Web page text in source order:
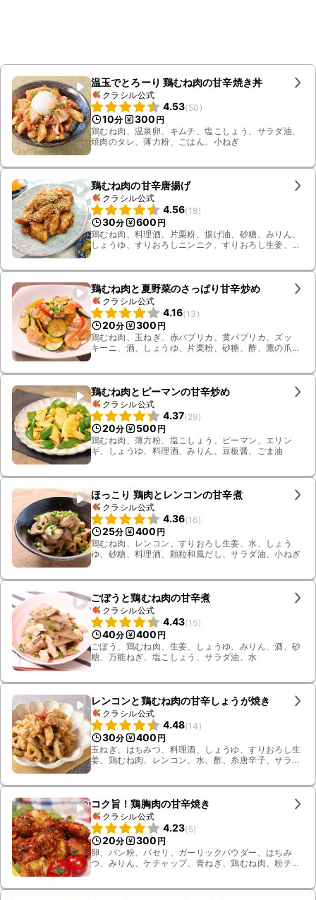
温玉でとろーり 鶏むね肉の甘辛焼き丼
クラシル公式
4.53(50 )
10分 300 円
鶏むね肉、温泉卵、キムチ、塩こしょう、サラダ油、
焼肉のタレ、薄力粉、ごはん、小ねぎ
鶏むね肉の甘辛唐揚げ
クラシル公式
4.56(18)
30分 600 円
鶏むね肉、料理酒、片栗粉、揚げ油、砂糖、みりん、
しょうゆ、すりおろしニンニク、すりおろし生姜、白
鶏むね肉と夏野菜のさっぱり甘辛炒め
クラシル公式
4.16(13 )
20分 300 円
鶏むね肉、玉ねぎ、赤パプリカ、黄パプリカ、ズッ
キーニ、酒、しょうゆ、片栗粉、砂糖、酢、鷹の爪輪
鶏むね肉とピーマンの甘辛炒め
クラシル公式
4.37(29)
20分 500 円
鶏むね肉、薄力粉、塩こしょう、ピーマン、エリン
ギ、しょうゆ、料理酒、みりん、豆板醤、ごま油
ほっこり 鶏肉とレンコンの甘辛煮
クラシル公式
4.36(16)
25分 400 円
鶏むね肉、レンコン、すりおろし生姜、水、しょう
ゆ、砂糖、料理酒、顆粒和風だし、サラダ油、小ねぎ
ごぼうと鶏むね肉の甘辛煮
クラシル公式
4.43(15)
40分 400 円
ごぼう、鶏むね肉、生姜、しょうゆ、みりん、酒、砂
糖、万能ねぎ、塩こしょう、サラダ油、水
レンコンと鶏むね肉の甘辛しょうが焼き
クラシル公式
4.48(14 )
30分 400 円
玉ねぎ、はちみつ、料理酒、しょうゆ、すりおろし生
姜、鶏むね肉、レンコン、水、酢、糸唐辛子、サラダ
コク旨！鶏胸肉の甘辛焼き
クラシル公式
4.23(5)
20分 300 円
卵、パン粉、パセリ、ガーリックパウダー、はちみ
つ、みりん、ケチャップ、青ねぎ、鶏むね肉、粉チー